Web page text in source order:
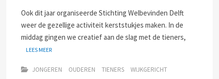
Ook dit jaar organiseerde Stichting Welbevinden Delft
weer de gezellige activiteit kerststukjes maken. In de
middag gingen we creatief aan de slag met de tieners,
LEES MEER
JONGEREN OUDEREN TIENERS WIJKGERICHT